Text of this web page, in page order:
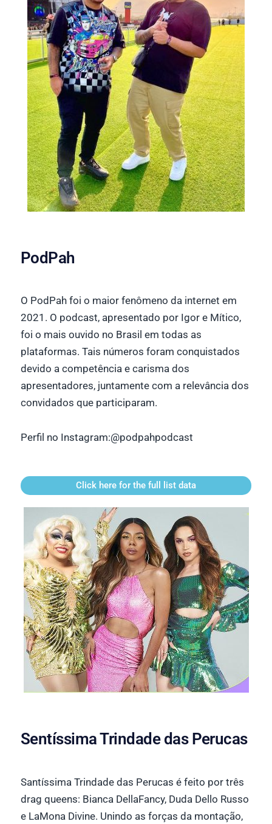
PodPah
O PodPah foi o maior fenômeno da internet em
2021. O podcast, apresentado por Igor e Mítico,
foi o mais ouvido no Brasil em todas as
plataformas. Tais números foram conquistados
devido a competência e carisma dos
apresentadores, juntamente com a relevância dos
convidados que participaram.
Perfil no Instagram:@podpahpodcast
Click here for the full list data
Sentíssima Trindade das Perucas
Santíssima Trindade das Perucas é feito por três
drag queens: Bianca DellaFancy, Duda Dello Russo
e LaMona Divine. Unindo as forças da montação,